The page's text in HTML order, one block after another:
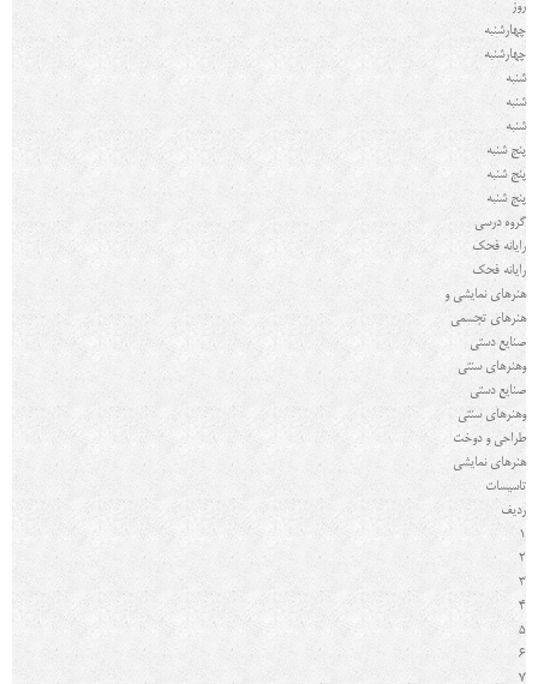
روز
چهارشنبه
چهارشنبه
شنبه
شنبه
شنبه
پنج شنبه
پنج شنبه
پنج شنبه
گروه درسي
رایانه فحك
رایانه فحك
هنرهای نمایشی و
هنرهای تجسمی
صنایع دستی
وهنرهای سنتی
صنایع دستی
وهنرهای سنتی
طراحی و دوخت
هنرهای نمایشی
تاسیسات
رديف
1
2
3
4
5
6
7